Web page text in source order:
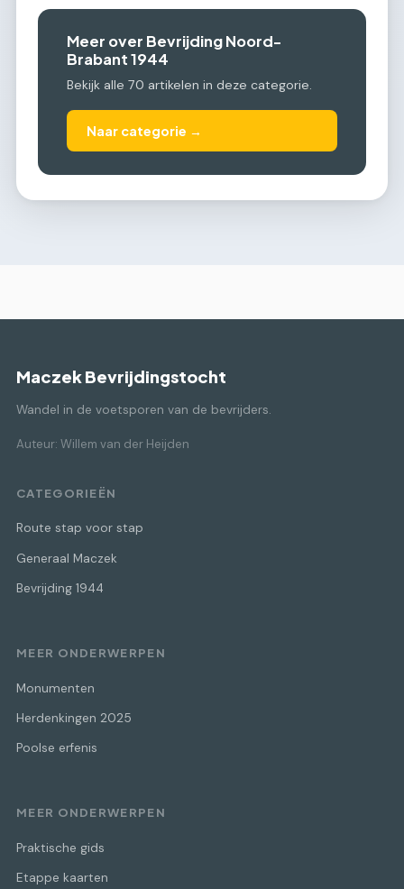
Meer over Bevrijding Noord-
Brabant 1944
Bekijk alle 70 artikelen in deze categorie.
Naar categorie →
Maczek Bevrijdingstocht
Wandel in de voetsporen van de bevrijders.
Auteur: Willem van der Heijden
CATEGORIEËN
Route stap voor stap
Generaal Maczek
Bevrijding 1944
MEER ONDERWERPEN
Monumenten
Herdenkingen 2025
Poolse erfenis
MEER ONDERWERPEN
Praktische gids
Etappe kaarten